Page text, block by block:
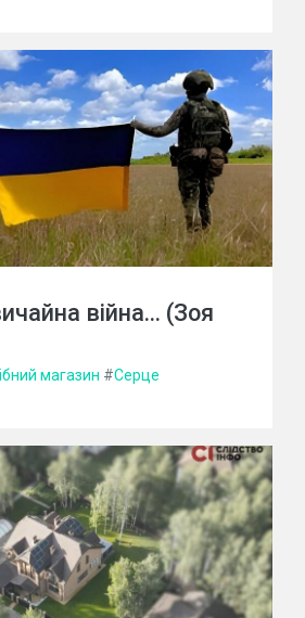
війна... (Зоя
магазин #Серце